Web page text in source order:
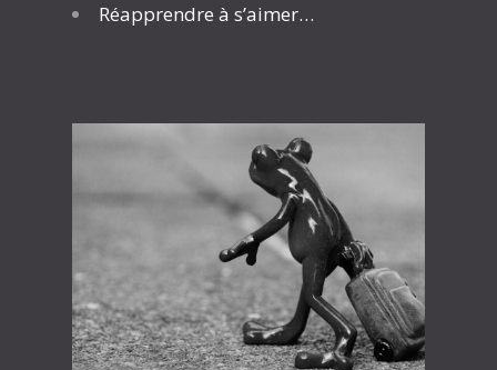
Réapprendre à s’aimer…
STOP à la dépression